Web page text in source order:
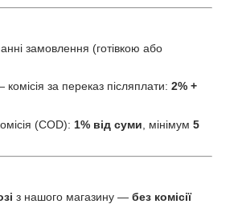
замовлення (готівкою або
комісія за переказ післяплати: 2% +
(COD): 1% від суми, мінімум 5
з нашого магазину — без комісії